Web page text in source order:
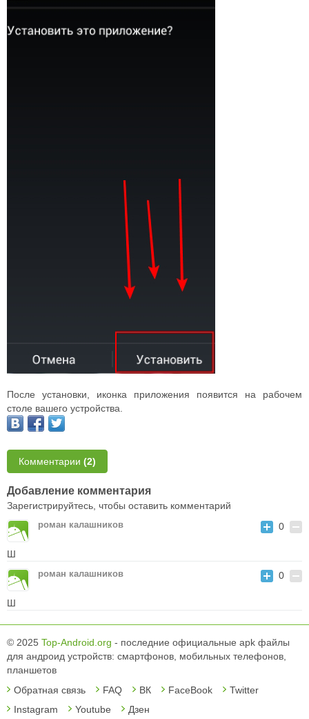
После установки, иконка приложения появится на рабочем
столе вашего устройства.
Комментарии (2)
Добавление комментария
Зарегистрируйтесь, чтобы оставить комментарий
роман калашников 0
Ш
роман калашников 0
Ш
© 2025 Top-Android.org - последние официальные apk файлы
для андроид устройств: смартфонов, мобильных телефонов,
планшетов
Обратная связь
FAQ ВК FaceBook
Twitter
Instagram
Youtube Дзен